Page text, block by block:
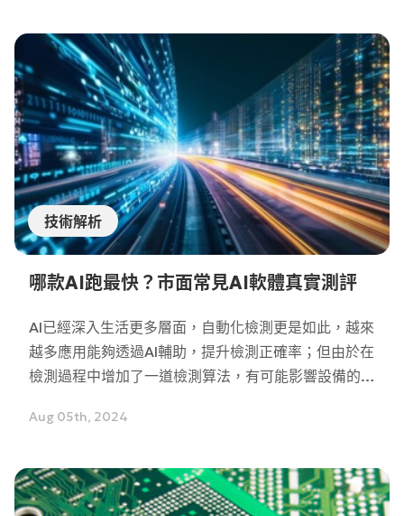
量的量測多顆錫球的高度。輕鬆省事，還節省了自行撰
寫演算法的功夫。
技術解析
哪款AI跑最快？市面常見AI軟體真實測評
AI已經深入生活更多層面，自動化檢測更是如此，越來
越多應用能夠透過AI輔助，提升檢測正確率；但由於在
檢測過程中增加了一道檢測算法，有可能影響設備的檢
家永遠傾向「快，還要更快」。算法的優化就成為了軟
AI軟體最快？為解答大家的疑惑，LINX團隊測評了市
面上幾款常見的AI軟體，來看看結果如何吧。
Aug 05th, 2024